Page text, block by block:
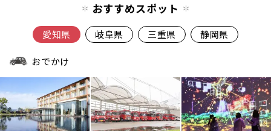
おすすめスポット
愛知県 岐阜県 三重県 静岡県
おでかけ